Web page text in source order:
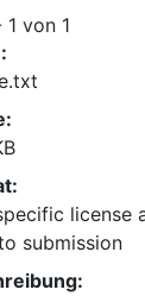
1 von 1
license
submission